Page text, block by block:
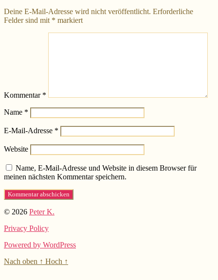
Deine E-Mail-Adresse wird nicht veröffentlicht. Erforderliche
Felder sind mit * markiert
Kommentar *
Name *
E-Mail-Adresse *
Website
Name, E-Mail-Adresse und Website in diesem Browser für
meinen nächsten Kommentar speichern.
© 2026 Peter K.
Privacy Policy
Powered by WordPress
Nach oben ↑ Hoch ↑